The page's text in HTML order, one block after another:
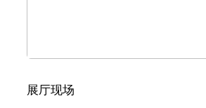
展厅现场